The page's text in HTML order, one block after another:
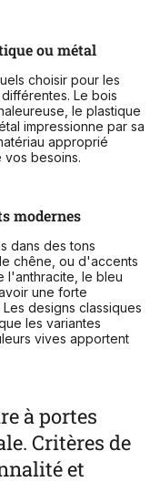
ou métal
choisir pour les
Le bois
le plastique
impressionne par sa
approprié
besoins.
modernes
dans des tons
chêne, ou d'accents
l'anthracite, le bleu
une forte
designs classiques
les variantes
vives apportent
à portes
Critères de
et